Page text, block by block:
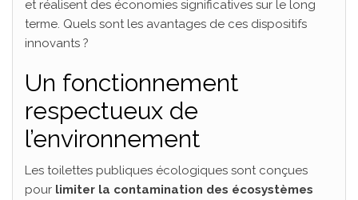
et réalisent des économies significatives sur le long
terme. Quels sont les avantages de ces dispositifs
innovants ?
Un fonctionnement
respectueux de
l’environnement
Les toilettes publiques écologiques sont conçues
pour limiter la contamination des écosystèmes